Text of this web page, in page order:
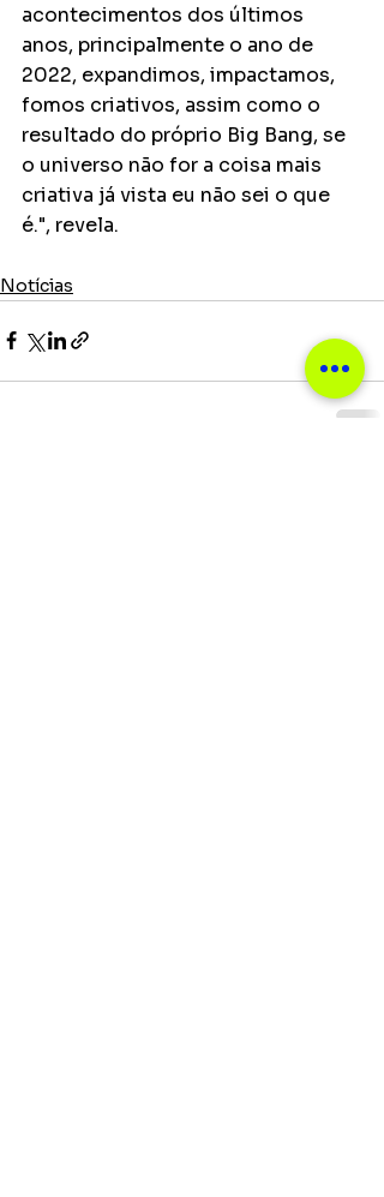
acontecimentos dos últimos
anos, principalmente o ano de
2022, expandimos, impactamos,
fomos criativos, assim como o
resultado do próprio Big Bang, se
o universo não for a coisa mais
criativa já vista eu não sei o que
é.", revela.
Notícias